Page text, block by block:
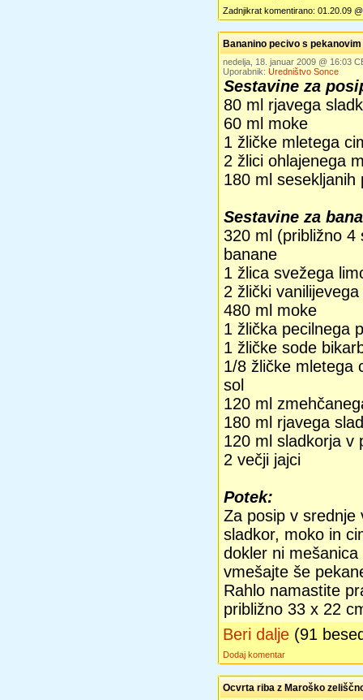
Zadnjikrat komentirano: 01.20.09
Bananino pecivo s
nedelja, 18. januar 2009 @ 16:03
Uporabnik: Uredništvo Sonce
Sestavine za
80 ml rjavega
60 ml moke
1 žličke mletega
2 žlici ohlajenega
180 ml sesekljanih
Sestavine za
320 ml (približno 4
banane
1 žlica svežega
2 žlički
480 ml moke
1 žlička pecilnega
1 žličke sode
1/8 žličke mletega
sol
120 ml
180 ml rjavega
120 ml sladkorja v
2 večji jajci
Potek:
Za posip v srednje
sladkor, moko in
dokler ni
vmešajte še
Rahlo namastite
približno 33 x 22
Beri dalje (91
Dodaj komentar
Ocvrta riba z Maroško